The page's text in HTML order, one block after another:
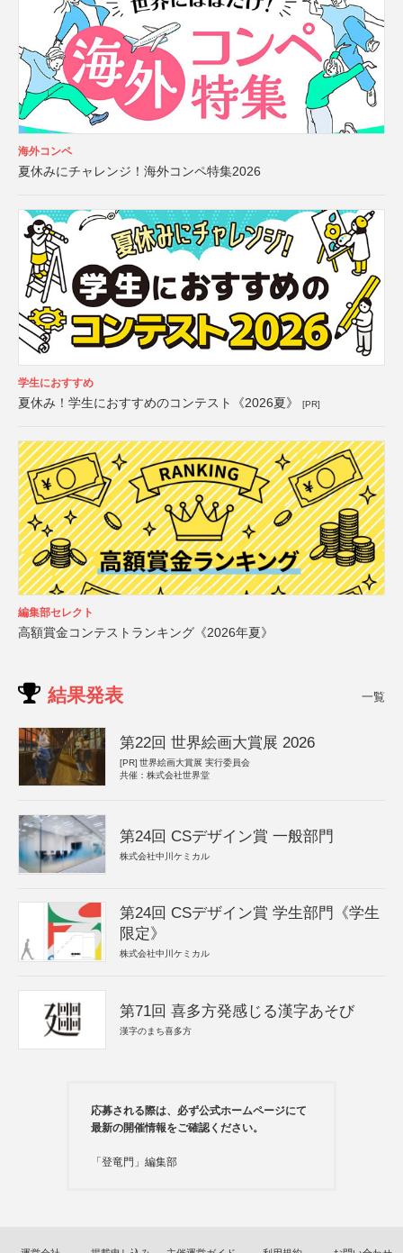
海外コンペ
夏休みにチャレンジ！海外コンペ特集2026
学生におすすめ
夏休み！学生におすすめのコンテスト《2026夏》 [PR]
編集部セレクト
高額賞金コンテストランキング《2026年夏》
結果発表 一覧
第22回 世界絵画大賞展 2026
[PR] 世界絵画大賞展 実行委員会
共催：株式会社世界堂
第24回 CSデザイン賞 一般部門
株式会社中川ケミカル
第24回 CSデザイン賞 学生部門《学生
限定》
株式会社中川ケミカル
第71回 喜多方発感じる漢字あそび
漢字のまち喜多方
応募される際は、必ず公式ホームページにて
最新の開催情報をご確認ください。
「登竜門」編集部